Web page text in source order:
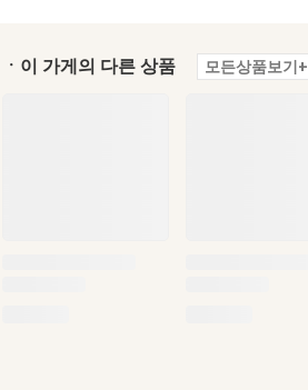
ㆍ이 가게의 다른 상품 모든상품보기+